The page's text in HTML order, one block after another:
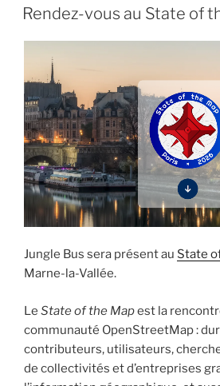
LE
Rendez-vous au State of
Jungle Bus sera présent au State
Marne-la-Vallée.
Le State of the Mapest la
communauté OpenStreetMap :
contributeurs, utilisateurs,
de collectivités et d’entreprises